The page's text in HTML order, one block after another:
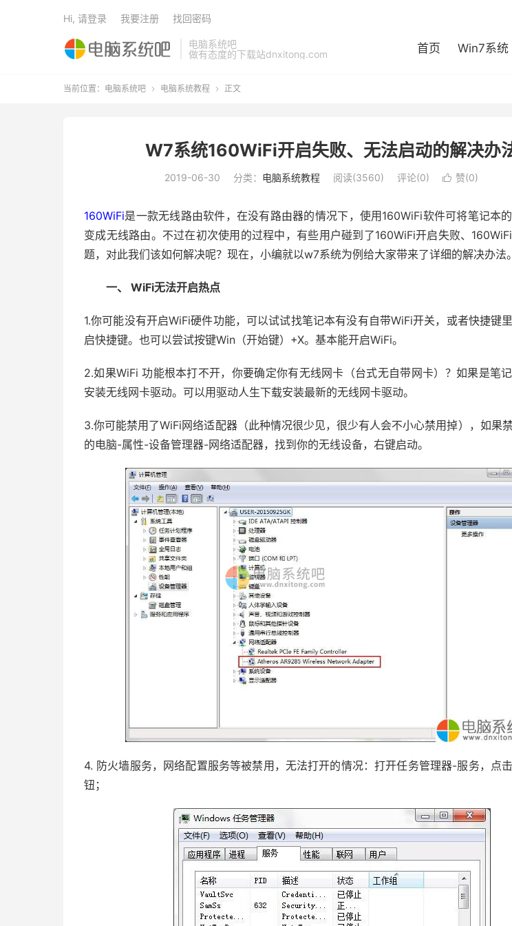
电脑系统吧
做有态度的下载站dnxitong.com
首页 Win7系统
Hi, 请登录 我要注册 找回密码
当前位置： 电脑系统吧  电脑系统教程  正文
W7系统160WiFi开启失败、无法启动的解决办
2019-06-30 分类： 电脑系统教程 阅读(3560) 评论(0)  赞(0)
160WiFi是一款无线路由软件，在没有路由器的情况下，使用160WiFi软件可将笔记本
变成无线路由。不过在初次使用的过程中，有些用户碰到了160WiFi开启失败、
题，对此我们该如何解决呢？现在，小编就以w7系统为例给大家带来了详细的解决办法。
一、 WiFi无法开启热点
1.你可能没有开启WiFi硬件功能，可以试试找笔记本有没有自带WiFi开关，或者快捷键
启快捷键。也可以尝试按键Win（开始键）+X。基本能开启WiFi。
2.如果WiFi 功能根本打不开，你要确定你有无线网卡（台式无自带网卡）？如果是笔
安装无线网卡驱动。可以用驱动人生下载安装最新的无线网卡驱动。
3.你可能禁用了WiFi网络适配器（此种情况很少见，很少有人会不小心禁用掉），如果
的电脑-属性-设备管理器-网络适配器，找到你的无线设备，右键启动。
4. 防火墙服务，网络配置服务等被禁用，无法打开的情况：打开任务管理器-服务，点
钮；